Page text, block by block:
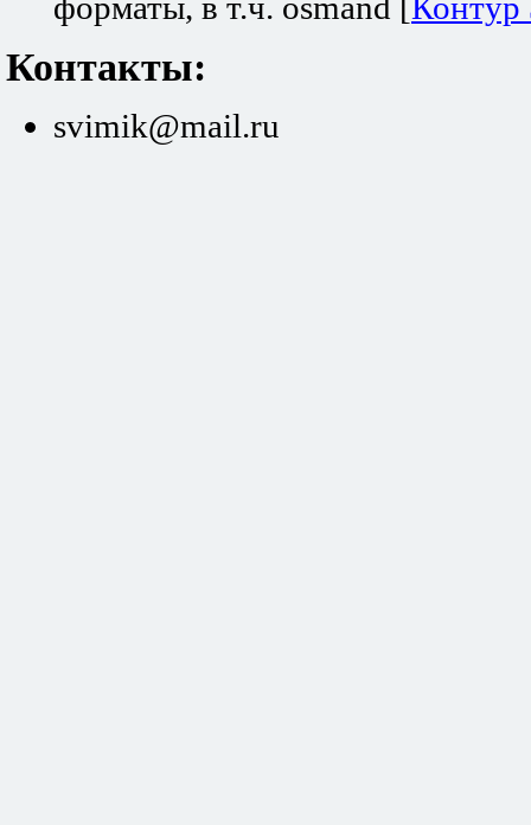
форматы, в т.ч. osmand [ Контур
Контакты:
svimik@mail.ru